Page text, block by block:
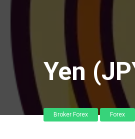
Yen
Broker Forex Forex